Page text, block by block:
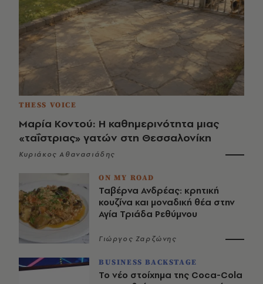
THESS VOICE
Μαρία Κοντού: Η καθημερινότητα μιας
«ταΐστριας» γατών στη Θεσσαλονίκη
Κυριάκος Αθανασιάδης
ON MY ROAD
Ταβέρνα Ανδρέας: κρητική
κουζίνα και μοναδική θέα στην
Αγία Τριάδα Ρεθύμνου
Γιώργος Ζαρζώνης
BUSINESS BACKSTAGE
Το νέο στοίχημα της Coca-Cola